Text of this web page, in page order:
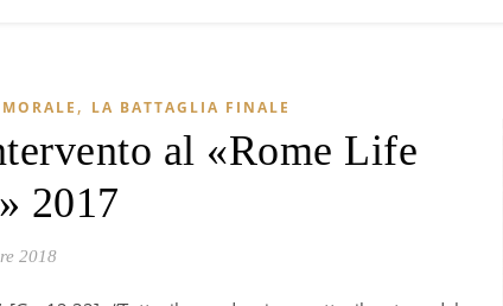
, LA BATTAGLIA FINALE
al «Rome Life
2017
2018